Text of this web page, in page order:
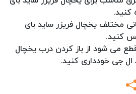
کنید.
مختلف یخچال فریزر ساید بای
کنید.
می شود از باز کردن درب یخچال
ال جی خودداری کنید.